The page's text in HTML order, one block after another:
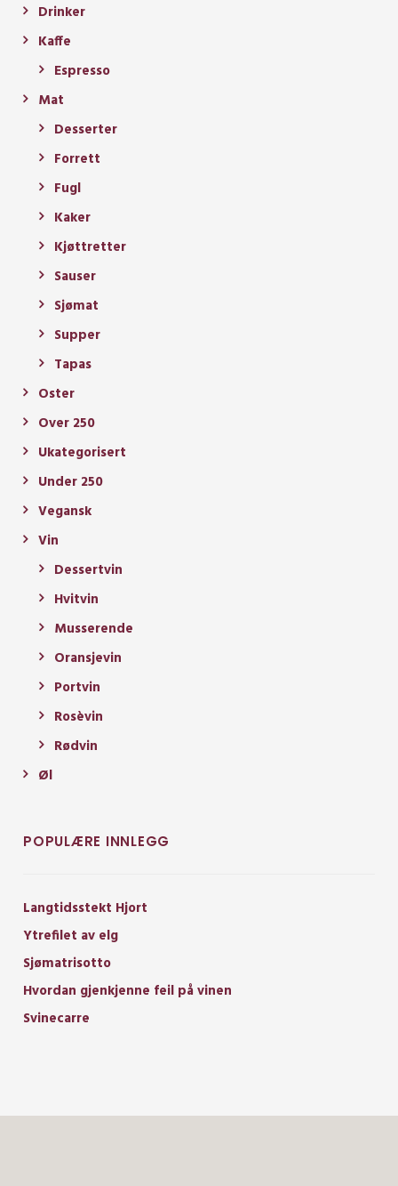
Drinker
Kaffe
Espresso
Mat
Desserter
Forrett
Fugl
Kaker
Kjøttretter
Sauser
Sjømat
Supper
Tapas
Oster
Over 250
Ukategorisert
Under 250
Vegansk
Vin
Dessertvin
Hvitvin
Musserende
Oransjevin
Portvin
Rosèvin
Rødvin
Øl
POPULÆRE INNLEGG
Langtidsstekt Hjort
Ytrefilet av elg
Sjømatrisotto
Hvordan gjenkjenne feil på vinen
Svinecarre